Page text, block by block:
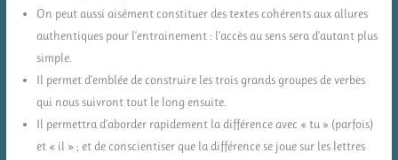
On peut aussi aisément constituer des textes cohérents aux allures
authentiques pour l’entrainement : l’accès au sens sera d’autant plus
simple.
Il permet d’emblée de construire les trois grands groupes de verbes
qui nous suivront tout le long ensuite.
Il permettra d’aborder rapidement la différence avec « tu » (parfois)
et « il » ; et de conscientiser que la différence se joue sur les lettres